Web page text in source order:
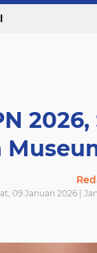
09 Januari 2026 |